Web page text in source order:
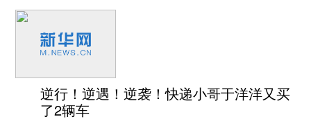
逆行！逆遇！逆袭！快递小哥于洋洋又买
了2辆车